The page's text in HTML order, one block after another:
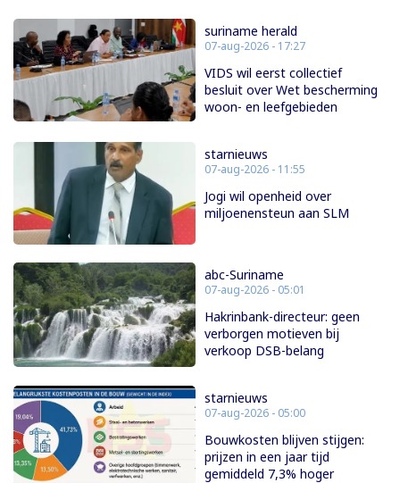
suriname herald
07-aug-2026 - 17:27
VIDS wil eerst collectief
besluit over Wet bescherming
woon- en leefgebieden
starnieuws
07-aug-2026 - 11:55
Jogi wil openheid over
miljoenensteun aan SLM
abc-Suriname
07-aug-2026 - 05:01
Hakrinbank-directeur: geen
verborgen motieven bij
verkoop DSB-belang
starnieuws
07-aug-2026 - 05:00
Bouwkosten blijven stijgen:
prijzen in een jaar tijd
gemiddeld 7,3% hoger